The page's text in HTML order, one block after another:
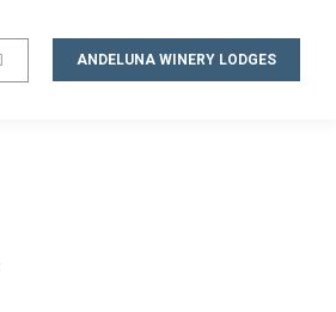
ANDELUNA WINERY LODGES